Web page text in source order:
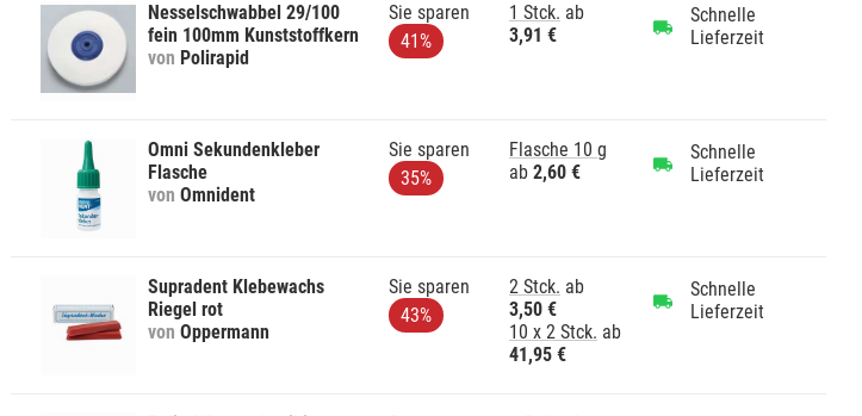
Nesselschwabbel 29/100
fein 100mm Kunststoffkern
von Polirapid
Sie sparen
41%
1 Stck. ab
3,91 €
Schnelle
Lieferzeit
Omni Sekundenkleber
Flasche
von Omnident
Sie sparen
35%
Flasche 10 g
ab 2,60 €
Schnelle
Lieferzeit
Supradent Klebewachs
Riegel rot
von Oppermann
Sie sparen
43%
2 Stck. ab
3,50 €
10 x 2 Stck. ab
41,95 €
Schnelle
Lieferzeit